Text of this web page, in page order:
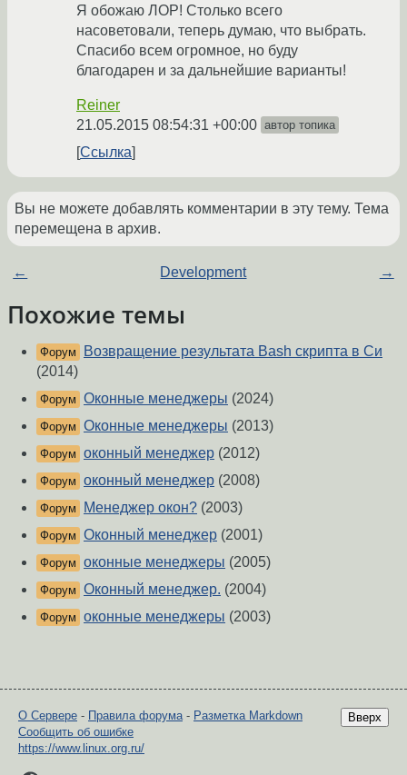
Я обожаю ЛОР! Столько всего
насоветовали, теперь думаю, что выбрать.
Спасибо всем огромное, но буду
благодарен и за дальнейшие варианты!
Reiner
21.05.2015 08:54:31 +00:00 автор топика
Ссылка
Вы не можете добавлять комментарии в эту тему. Тема
перемещена в архив.
← Development →
Похожие темы
Форум
Возвращение результата Bash скрипта в Си
(2014)
Форум Оконные менеджеры (2024)
Форум Оконные менеджеры (2013)
Форум оконный менеджер (2012)
Форум оконный менеджер (2008)
Форум Менеджер окон? (2003)
Форум Оконный менеджер (2001)
Форум оконные менеджеры (2005)
Форум Оконный менеджер. (2004)
Форум оконные менеджеры (2003)
Вверх
О Сервере - Правила форума- Разметка Markdown
Сообщить об ошибке
https://www.linux.org.ru/